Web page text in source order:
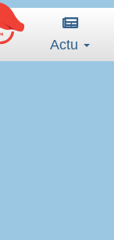
Actu